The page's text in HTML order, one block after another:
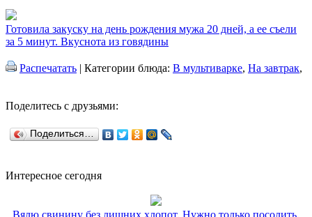
Готовила закуску на день рождения мужа 20 дней, а ее съели
за 5 минут. Вкуснота из говядины
Распечатать | Категории блюда: В мультиварке, На завтрак,
Поделитесь с друзьями:
Поделиться…
Интересное сегодня